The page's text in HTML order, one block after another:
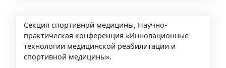
Секция спортивной медицины, Научно-
практическая конференция «Инновационные
технологии медицинской реабилитации и
спортивной медицины».